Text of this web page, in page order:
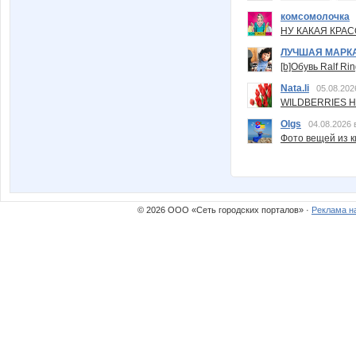
комсомолочка
НУ КАКАЯ
ЛУЧШАЯ
[b]Обувь Ralf
Nata.li
Olgs
04.08.2026
Фото вещей из
© 2026 ООО «Сеть городских порталов» · Реклама